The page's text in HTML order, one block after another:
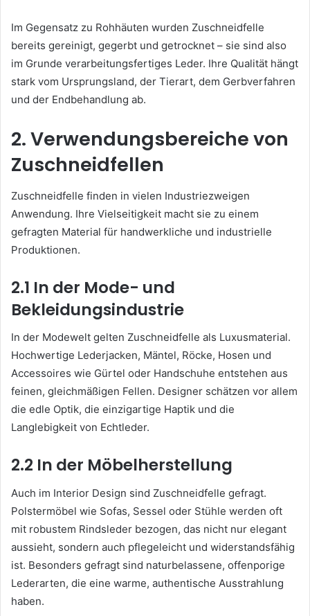
Im Gegensatz zu Rohhäuten wurden Zuschneidfelle
bereits gereinigt, gegerbt und getrocknet – sie sind also
im Grunde verarbeitungsfertiges Leder. Ihre Qualität hängt
stark vom Ursprungsland, der Tierart, dem Gerbverfahren
und der Endbehandlung ab.
2. Verwendungsbereiche von
Zuschneidfellen
Zuschneidfelle finden in vielen Industriezweigen
Anwendung. Ihre Vielseitigkeit macht sie zu einem
gefragten Material für handwerkliche und industrielle
Produktionen.
2.1 In der Mode- und
Bekleidungsindustrie
In der Modewelt gelten Zuschneidfelle als Luxusmaterial.
Hochwertige Lederjacken, Mäntel, Röcke, Hosen und
Accessoires wie Gürtel oder Handschuhe entstehen aus
feinen, gleichmäßigen Fellen. Designer schätzen vor allem
die edle Optik, die einzigartige Haptik und die
Langlebigkeit von Echtleder.
2.2 In der Möbelherstellung
Auch im Interior Design sind Zuschneidfelle gefragt.
Polstermöbel wie Sofas, Sessel oder Stühle werden oft
mit robustem Rindsleder bezogen, das nicht nur elegant
aussieht, sondern auch pflegeleicht und widerstandsfähig
ist. Besonders gefragt sind naturbelassene, offenporige
Lederarten, die eine warme, authentische Ausstrahlung
haben.